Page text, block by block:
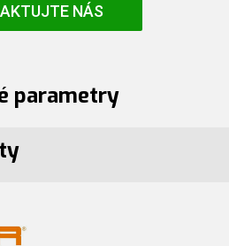
NÁS
parametry